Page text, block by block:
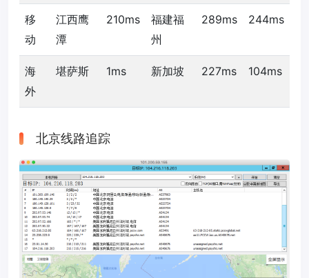
移
动
江西鹰
潭
210ms
福建福
州
289ms 244ms
海
外
堪萨斯 1ms 新加坡 227ms 104ms
北京线路追踪